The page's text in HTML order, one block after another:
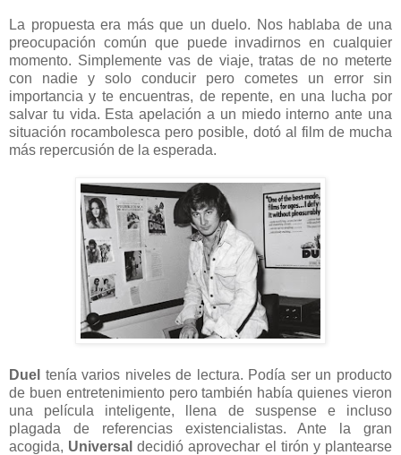
La propuesta era más que un duelo. Nos hablaba de una
preocupación común que puede invadirnos en cualquier
momento. Simplemente vas de viaje, tratas de no meterte
con nadie y solo conducir pero cometes un error sin
importancia y te encuentras, de repente, en una lucha por
salvar tu vida. Esta apelación a un miedo interno ante una
situación rocambolesca pero posible, dotó al film de mucha
más repercusión de la esperada.
Duel tenía varios niveles de lectura. Podía ser un producto
de buen entretenimiento pero también había quienes vieron
una película inteligente, llena de suspense e incluso
plagada de referencias existencialistas. Ante la gran
acogida, Universal decidió aprovechar el tirón y plantearse